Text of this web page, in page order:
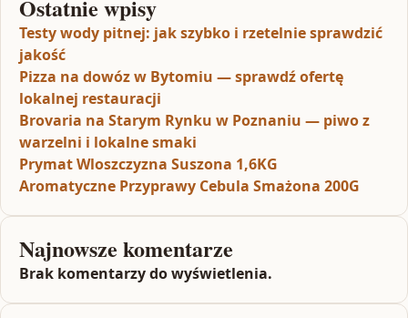
Ostatnie wpisy
Testy wody pitnej: jak szybko i rzetelnie sprawdzić
jakość
Pizza na dowóz w Bytomiu — sprawdź ofertę
lokalnej restauracji
Brovaria na Starym Rynku w Poznaniu — piwo z
warzelni i lokalne smaki
Prymat Wloszczyzna Suszona 1,6KG
Aromatyczne Przyprawy Cebula Smażona 200G
Najnowsze komentarze
Brak komentarzy do wyświetlenia.